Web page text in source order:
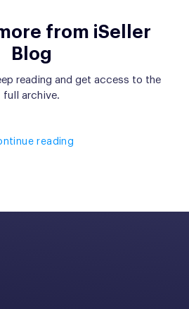
from iSeller
Blog
reading and get access to the
full archive.
reading